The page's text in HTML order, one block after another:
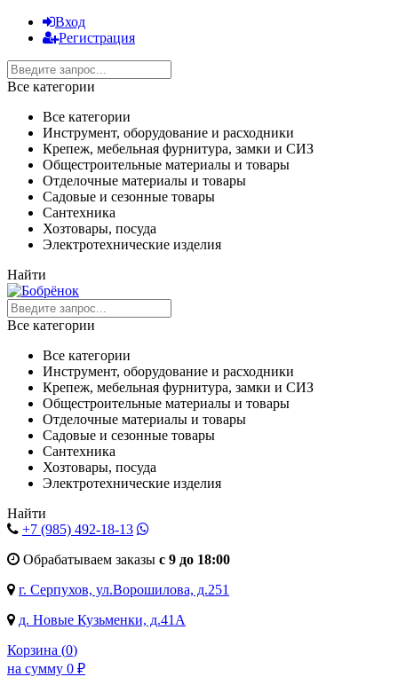
Вход
Регистрация
Все категории
Все категории
Инструмент, оборудование и расходники
Крепеж, мебельная фурнитура, замки и СИЗ
Общестроительные материалы и товары
Отделочные материалы и товары
Садовые и сезонные товары
Сантехника
Хозтовары, посуда
Электротехнические изделия
Найти
Все категории
Все категории
Инструмент, оборудование и расходники
Крепеж, мебельная фурнитура, замки и СИЗ
Общестроительные материалы и товары
Отделочные материалы и товары
Садовые и сезонные товары
Сантехника
Хозтовары, посуда
Электротехнические изделия
Найти
+7 (985) 492-18-13
Обрабатываем заказы с 9 до 18:00
г. Серпухов, ул.Ворошилова, д.251
д. Новые Кузьменки, д.41А
Корзина (0)
на сумму 0 ₽